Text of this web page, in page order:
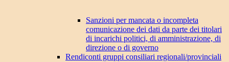
Sanzioni per mancata o incompleta
comunicazione dei dati da parte dei titolari
di incarichi politici, di amministrazione, di
direzione o di governo
Rendiconti gruppi consiliari regionali/provinciali